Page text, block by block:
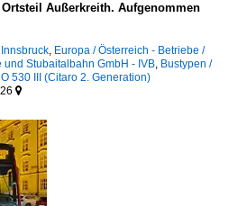
Außerkreith. Aufgenommen
Europa / Österreich - Betriebe /
Stubaitalbahn GmbH - IVB Bustypen /
530 III (Citaro 2. Generation)
